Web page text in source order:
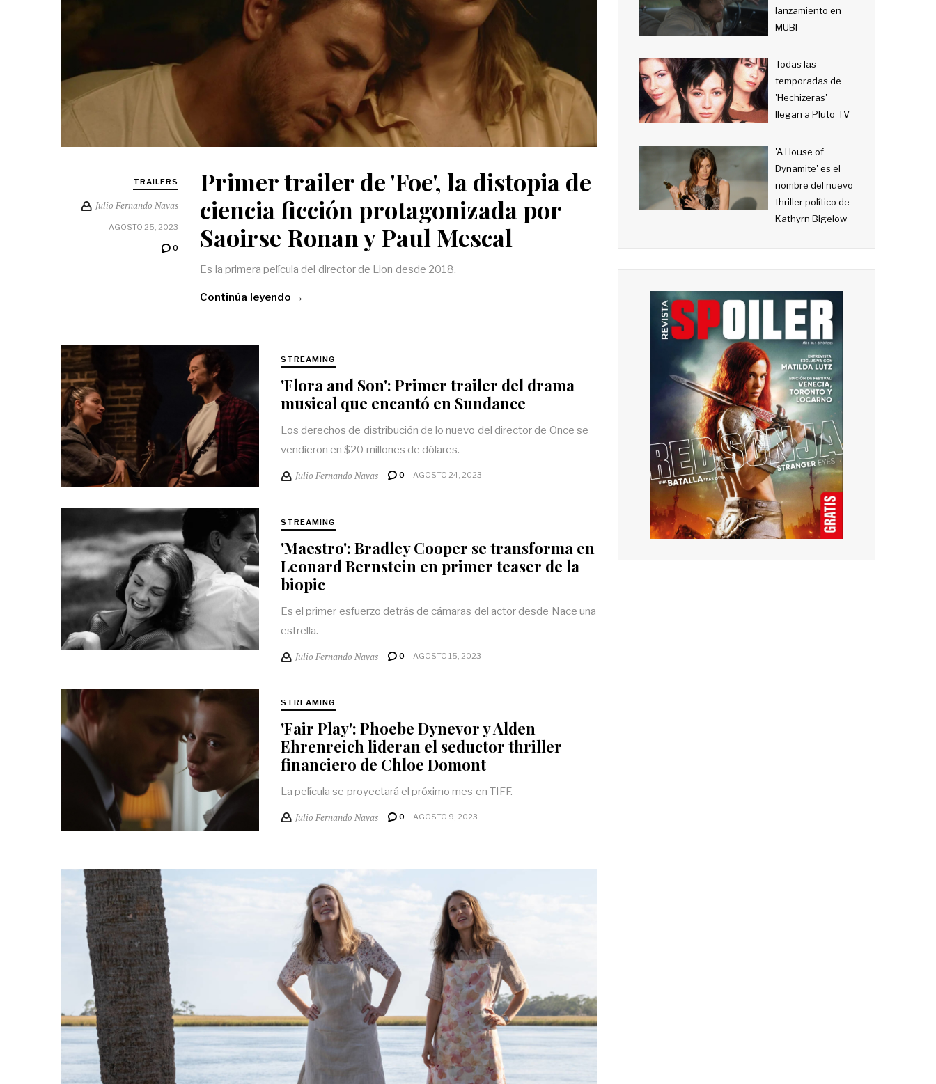
TRAILERS
Julio Fernando Navas
AGOSTO 25, 2023
0
Primer trailer de 'Foe', la distopia de
ciencia ficción protagonizada por
Saoirse Ronan y Paul Mescal
Es la primera película del director de Lion desde 2018.
Continúa leyendo →
STREAMING
'Flora and Son': Primer trailer del drama
musical que encantó en Sundance
Los derechos de distribución de lo nuevo del director de Once se
vendieron en $20 millones de dólares.
Julio Fernando Navas 0 AGOSTO 24, 2023
STREAMING
'Maestro': Bradley Cooper se transforma en
Leonard Bernstein en primer teaser de la
biopic
Es el primer esfuerzo detrás de cámaras del actor desde Nace una
estrella.
Julio Fernando Navas 0 AGOSTO 15, 2023
STREAMING
'Fair Play': Phoebe Dynevor y Alden
Ehrenreich lideran el seductor thriller
financiero de Chloe Domont
La película se proyectará el próximo mes en TIFF.
Julio Fernando Navas 0 AGOSTO 9, 2023
lanzamiento en
MUBI
Todas las
temporadas de
'Hechizeras'
llegan a Pluto TV
'A House of
Dynamite' es el
nombre del nuevo
thriller político de
Kathyrn Bigelow